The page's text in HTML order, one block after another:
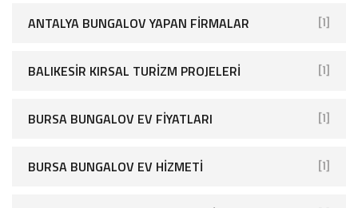
ANTALYA BUNGALOV YAPAN FIRMALAR [1]
BALIKESIR KIRSAL TURIZM PROJELERI [1]
BURSA BUNGALOV EV FIYATLARI [1]
BURSA BUNGALOV EV HIZMETI [1]